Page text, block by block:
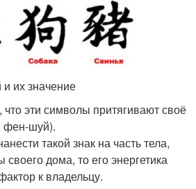
их значение
эти символы притягивают своё
фен-шуй).
такой знак на часть тела,
дома, то его энергетика
к владельцу.